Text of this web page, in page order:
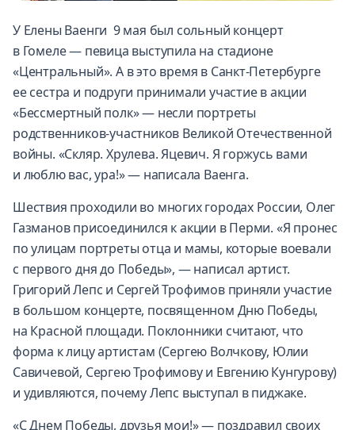
У Елены Ваенги 9 мая был сольный концерт
в Гомеле — певица выступила на стадионе
«Центральный». А в это время в Санкт-Петербурге
ее сестра и подруги принимали участие в акции
«Бессмертный полк» — несли портреты
родственников-участников Великой Отечественной
войны. «Скляр. Хрулева. Яцевич. Я горжусь вами
и люблю вас, ура!» — написала Ваенга.
Шествия проходили во многих городах России, Олег
Газманов присоединился к акции в Перми. «Я пронес
по улицам портреты отца и мамы, которые воевали
с первого дня до Победы», — написал артист.
Григорий Лепс и Сергей Трофимов приняли участие
в большом концерте, посвященном Дню Победы,
на Красной площади. Поклонники считают, что
форма к лицу артистам (Сергею Волчкову, Юлии
Савичевой, Сергею Трофимову и Евгению Кунгурову)
и удивляются, почему Лепс выступал в пиджаке.
«С Днем Победы, друзья мои!» — поздравил своих